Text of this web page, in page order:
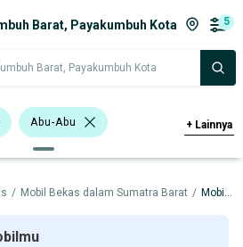
Barat, Payakumbuh Kota 5
Barat, Payakumbuh Kota
Abu-Abu
Hatchback
Vios
+ Lainnya
/ Mobil Bekas dalam Sumatra Barat / Mobil Bekas dalam Payakumbuh Kota